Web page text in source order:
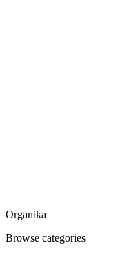
Organika
Browse categories